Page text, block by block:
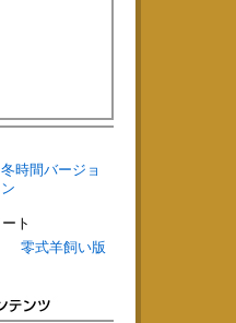
冬時間バージョ
ン
零式羊飼い版